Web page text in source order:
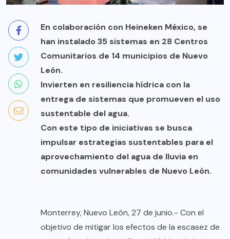
En colaboración con Heineken México, se
han instalado 35 sistemas en 28 Centros
Comunitarios de 14 municipios de Nuevo
León.
Invierten en resiliencia hídrica con la
entrega de sistemas que promueven el uso
sustentable del agua.
Con este tipo de iniciativas se busca
impulsar estrategias sustentables para el
aprovechamiento del agua de lluvia en
comunidades vulnerables de Nuevo León.
Monterrey, Nuevo León, 27 de junio.- Con el
objetivo de mitigar los efectos de la escasez de